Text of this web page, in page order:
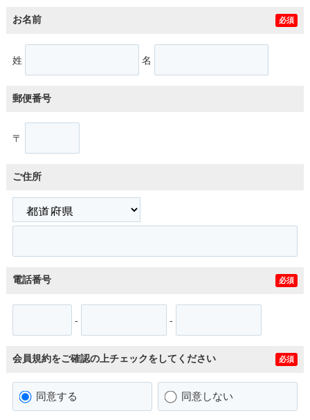
お名前 必須
姓 名
郵便番号
〒
ご住所
電話番号 必須
- -
会員規約をご確認の上チェックをしてください 必須
同意する 同意しない